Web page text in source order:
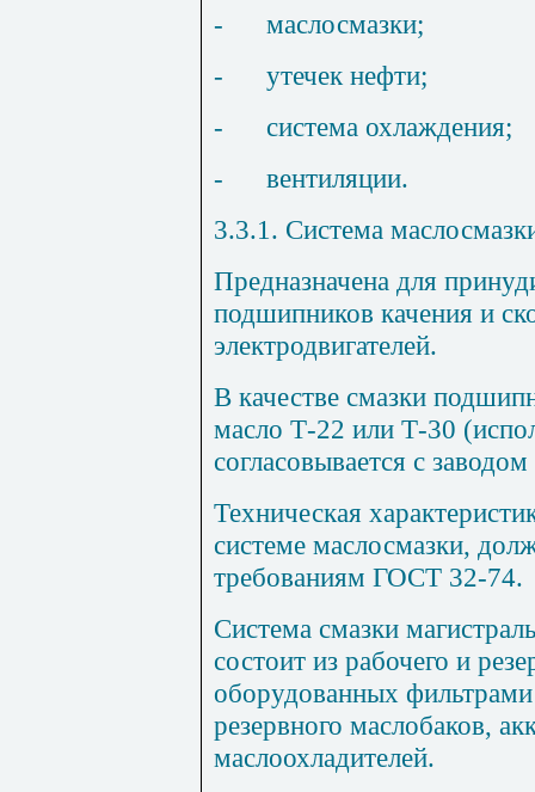
-
маслосмазки;
-
утечек нефти;
-
система охлаждения;
-
вентиляции.
3.3.1. Система
Предназначена для
подшипников качения и
электродвигателей.
В качестве смазки
масло Т-22 или Т-30
согласовывается с
Техническая
системе маслосмазки,
требованиям ГОСТ 32-74.
Система смазки
состоит из рабочего и
оборудованных
резервного маслобаков,
маслоохладителей.